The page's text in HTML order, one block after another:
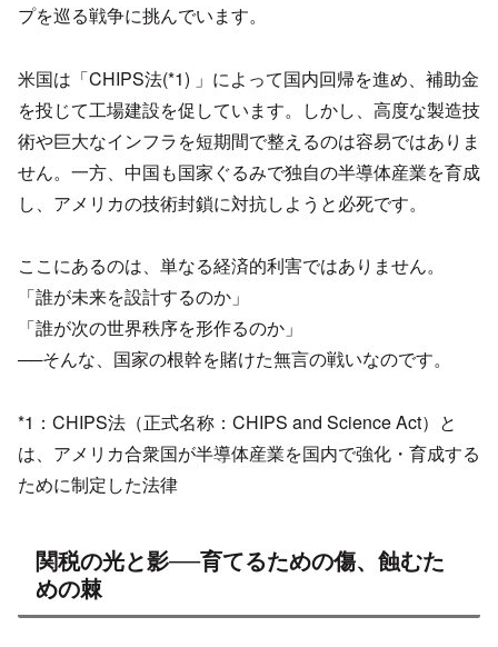
プを巡る戦争に挑んでいます。
米国は「CHIPS法(*1) 」によって国内回帰を進め、補助金
を投じて工場建設を促しています。しかし、高度な製造技
術や巨大なインフラを短期間で整えるのは容易ではありま
せん。一方、中国も国家ぐるみで独自の半導体産業を育成
し、アメリカの技術封鎖に対抗しようと必死です。
ここにあるのは、単なる経済的利害ではありません。
「誰が未来を設計するのか」
「誰が次の世界秩序を形作るのか」
──そんな、国家の根幹を賭けた無言の戦いなのです。
*1：CHIPS法（正式名称：CHIPS and Science Act）と
は、アメリカ合衆国が半導体産業を国内で強化・育成する
ために制定した法律
関税の光と影──育てるための傷、蝕むた
めの棘